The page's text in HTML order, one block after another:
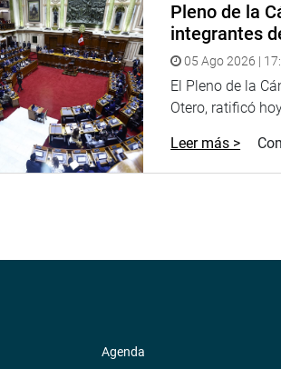
Pleno de la
integrantes
05 Ago 2026 |
El Pleno de la
Otero, ratificó
Leer más >
Agenda